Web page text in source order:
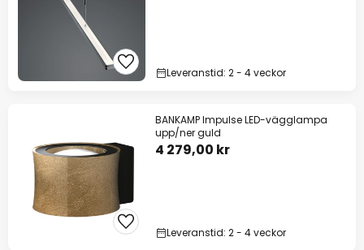
Leveranstid: 2 - 4 veckor
BANKAMP Impulse LED-vägglampa
upp/ner guld
4 279,00 kr
Leveranstid: 2 - 4 veckor